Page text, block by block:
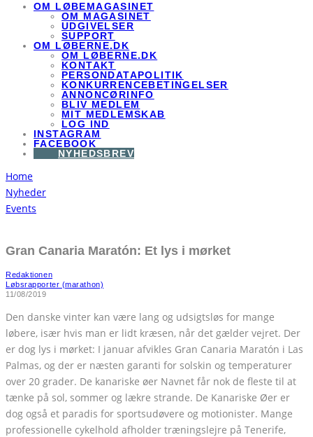
OM LØBEMAGASINET
OM MAGASINET
UDGIVELSER
SUPPORT
OM LØBERNE.DK
OM LØBERNE.DK
KONTAKT
PERSONDATAPOLITIK
KONKURRENCEBETINGELSER
ANNONCØRINFO
BLIV MEDLEM
MIT MEDLEMSKAB
LOG IND
INSTAGRAM
FACEBOOK
NYHEDSBREV
Home
Nyheder
Events
Gran Canaria Maratón: Et lys i mørket
Redaktionen
Løbsrapporter (marathon)
11/08/2019
Den danske vinter kan være lang og udsigtsløs for mange
løbere, især hvis man er lidt kræsen, når det gælder vejret. Der
er dog lys i mørket: I januar afvikles Gran Canaria Maratón i Las
Palmas, og der er næsten garanti for solskin og temperaturer
over 20 grader. De kanariske øer Navnet får nok de fleste til at
tænke på sol, sommer og lækre strande. De Kanariske Øer er
dog også et paradis for sportsudøvere og motionister. Mange
professionelle cykelhold afholder træningslejre på Tenerife,